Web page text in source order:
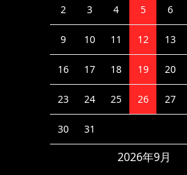
2 3 4 5 6
9 10 11 12 13
16 17 18 19 20
23 24 25 26 27
30 31
2026年9月